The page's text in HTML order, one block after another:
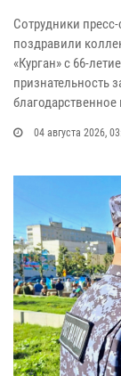
Сотрудники
поздравили
«Курган» с 66-
признательность
04 августа 2026,